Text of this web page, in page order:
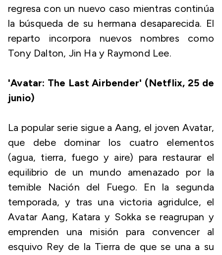
regresa con un nuevo caso mientras continúa
la búsqueda de su hermana desaparecida. El
reparto incorpora nuevos nombres como
Tony Dalton, Jin Ha y Raymond Lee.
'Avatar: The Last Airbender' (Netflix, 25 de
junio)
La popular serie sigue a Aang, el joven Avatar,
que debe dominar los cuatro elementos
(agua, tierra, fuego y aire) para restaurar el
equilibrio de un mundo amenazado por la
temible Nación del Fuego. En la segunda
temporada, y tras una victoria agridulce, el
Avatar Aang, Katara y Sokka se reagrupan y
emprenden una misión para convencer al
esquivo Rey de la Tierra de que se una a su